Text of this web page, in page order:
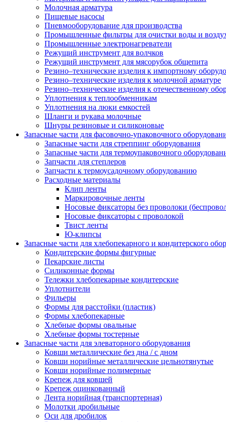
Молочная арматура
Пищевые насосы
Пневмооборудование для производства
Промышленные фильтры для очистки воды и
Промышленные электронагреватели
Режущий инструмент для волчков
Режущий инструмент для мясорубок общепита
Резино–технические изделия к импортному
Резино–технические изделия к молочной арматуре
Резино–технические изделия к отечественному
Уплотнения к теплообменникам
Уплотнения на люки емкостей
Шланги и рукава молочные
Шнуры резиновые и силиконовые
Запасные части для фасовочно-упаковочного
Запасные части для стреппинг оборудования
Запасные части для термоупаковочного
Запчасти для степлеров
Запчасти к термоусадочному оборудованию
Расходные материалы
Клип ленты
Маркировочные ленты
Носовые фиксаторы без проволоки
Носовые фиксаторы с проволокой
Твист ленты
Ю-клипсы
Запасные части для хлебопекарного и кондитерского
Кондитерские формы фигурные
Пекарские листы
Силиконные формы
Тележки хлебопекарные кондитерские
Уплотнители
Фильеры
Формы для расстойки (пластик)
Формы хлебопекарные
Хлебные формы овальные
Хлебные формы тостерные
Запасные части для элеваторного оборудования
Ковши металлические без дна / с дном
Ковши норийные металлические цельнотянутые
Ковши норийные полимерные
Крепеж для ковшей
Крепеж оцинкованный
Лента норийная (транспортерная)
Молотки дробильные
Оси для дробилок